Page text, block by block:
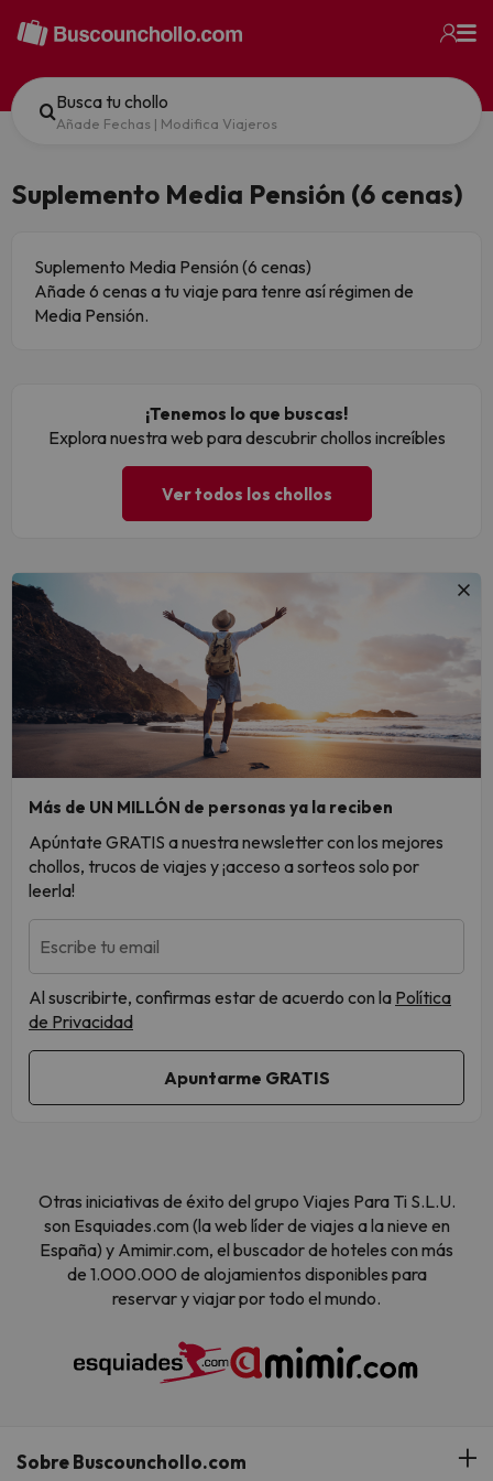
Busca tu chollo
Añade Fechas | Modifica Viajeros
Suplemento Media Pensión (6 cenas)
Suplemento Media Pensión (6 cenas)
Añade 6 cenas a tu viaje para tenre así régimen de
Media Pensión.
¡Tenemos lo que buscas!
Explora nuestra web para descubrir chollos increíbles
Ver todos los chollos
Más de UN MILLÓN de personas ya la reciben
Apúntate GRATIS a nuestra newsletter con los mejores
chollos, trucos de viajes y ¡acceso a sorteos solo por
leerla!
Escribe tu email
Al suscribirte, confirmas estar de acuerdo con la Política
de Privacidad
Otras iniciativas de éxito del grupo Viajes Para Ti S.L.U.
son Esquiades.com (la web líder de viajes a la nieve en
España) y Amimir.com, el buscador de hoteles con más
de 1.000.000 de alojamientos disponibles para
reservar y viajar por todo el mundo.
Sobre Buscounchollo.com